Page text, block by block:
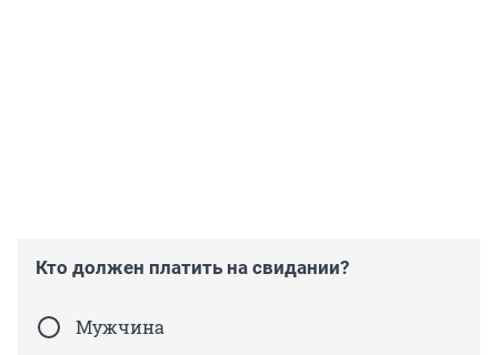
Кто должен платить на свидании?
Мужчина